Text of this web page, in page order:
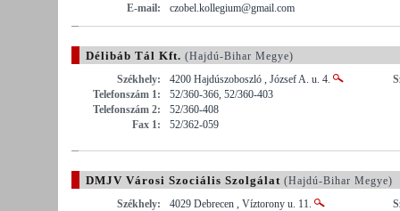
E-mail:
czobel.kollegium@gmail.com
Délibáb Tál Kft. (Hajdú-Bihar Megye)
Székhely:
4200 Hajdúszoboszló , József A. u. 4.
Telefonszám 1:
52/360-366, 52/360-403
Telefonszám 2:
52/360-408
Fax 1:
52/362-059
DMJV Városi Szociális Szolgálat (Hajdú-Bihar Megye)
Székhely:
4029 Debrecen , Víztorony u. 11.